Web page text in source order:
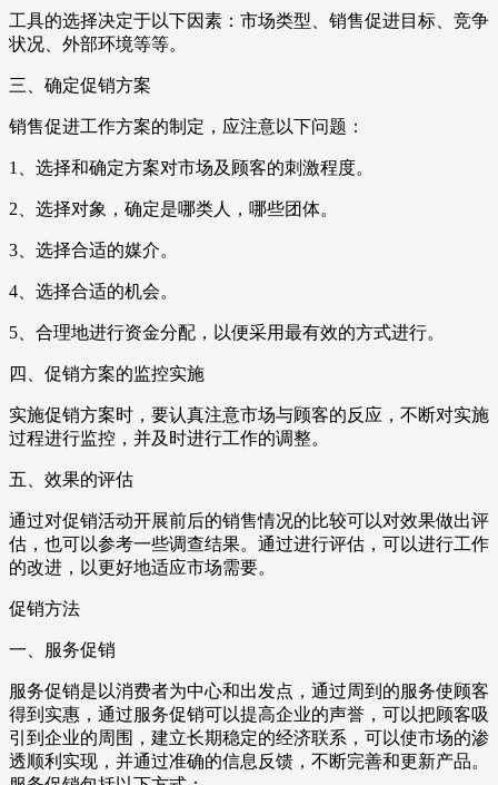
工具的选择决定于以下因素：市场类型、销售促进目标、竞争
状况、外部环境等等。
三、确定促销方案
销售促进工作方案的制定，应注意以下问题：
1、选择和确定方案对市场及顾客的刺激程度。
2、选择对象，确定是哪类人，哪些团体。
3、选择合适的媒介。
4、选择合适的机会。
5、合理地进行资金分配，以便采用最有效的方式进行。
四、促销方案的监控实施
实施促销方案时，要认真注意市场与顾客的反应，不断对实施
过程进行监控，并及时进行工作的调整。
五、效果的评估
通过对促销活动开展前后的销售情况的比较可以对效果做出评
估，也可以参考一些调查结果。通过进行评估，可以进行工作
的改进，以更好地适应市场需要。
促销方法
一、服务促销
服务促销是以消费者为中心和出发点，通过周到的服务使顾客
得到实惠，通过服务促销可以提高企业的声誉，可以把顾客吸
引到企业的周围，建立长期稳定的经济联系，可以使市场的渗
透顺利实现，并通过准确的信息反馈，不断完善和更新产品。